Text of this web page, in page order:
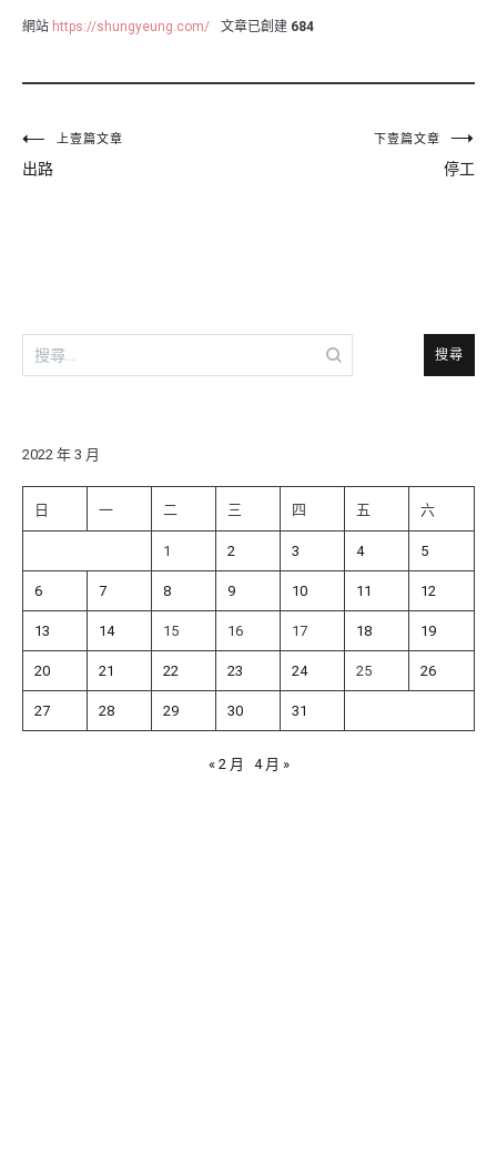
網站 https://shungyeung.com/ 文章已創建 684
文
章
上壹篇文章
出路
下壹篇文章
停工
搜
尋
字:
2022 年 3 月
日 一 二 三 四 五 六
1 2 3 4 5
6 7 8 9 10 11 12
13 14 15 16 17 18 19
20 21 22 23 24 25 26
27 28 29 30 31
« 2 月 4 月 »